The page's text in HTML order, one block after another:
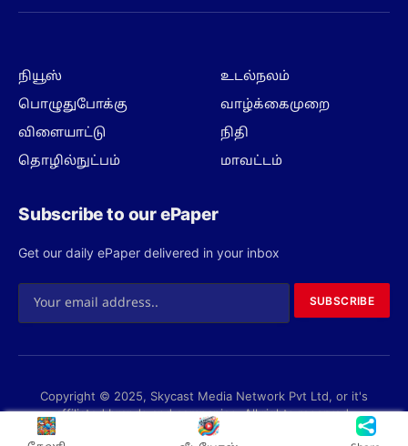
(Twitter)
நியூஸ்
பொழுதுபோக்கு
விளையாட்டு
தொழில்நுட்பம்
உடல்நலம்
வாழ்க்கைமுறை
நிதி
மாவட்டம்
Subscribe to our ePaper
Get our daily ePaper delivered in your inbox
SUBSCRIBE
Copyright © 2025, Skycast Media Network Pvt Ltd, or it's
affiliated brands and companies. All rights reserved.